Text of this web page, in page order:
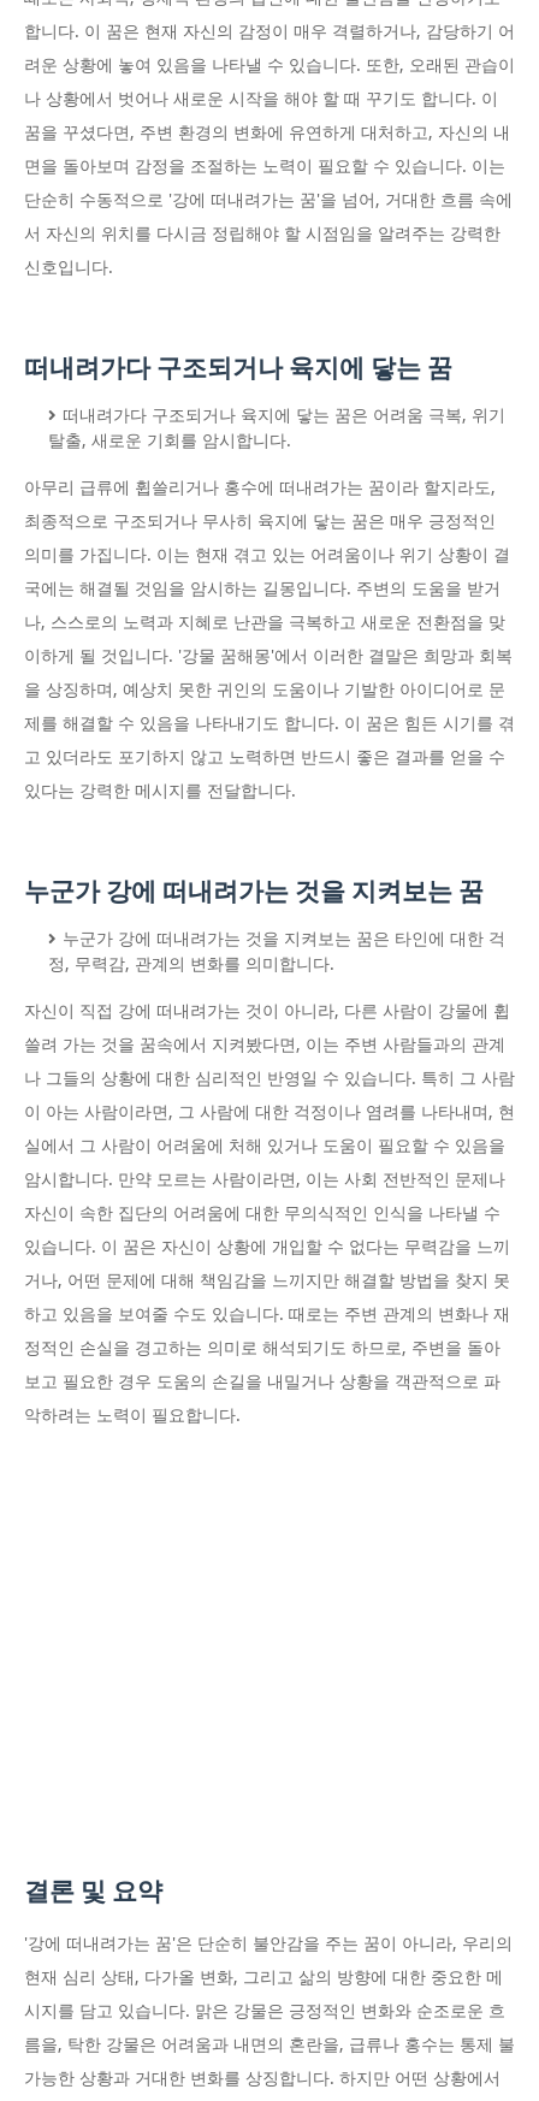
합니다. 이 꿈은 현재 자신의 감정이 매우 격렬하거나, 감당하기 어
려운 상황에 놓여 있음을 나타낼 수 있습니다. 또한, 오래된 관습이
나 상황에서 벗어나 새로운 시작을 해야 할 때 꾸기도 합니다. 이
꿈을 꾸셨다면, 주변 환경의 변화에 유연하게 대처하고, 자신의 내
면을 돌아보며 감정을 조절하는 노력이 필요할 수 있습니다. 이는
단순히 수동적으로 '강에 떠내려가는 꿈'을 넘어, 거대한 흐름 속에
서 자신의 위치를 다시금 정립해야 할 시점임을 알려주는 강력한
신호입니다.
떠내려가다 구조되거나 육지에 닿는 꿈
떠내려가다 구조되거나 육지에 닿는 꿈은 어려움 극복, 위기
탈출, 새로운 기회를 암시합니다.
아무리 급류에 휩쓸리거나 홍수에 떠내려가는 꿈이라 할지라도,
최종적으로 구조되거나 무사히 육지에 닿는 꿈은 매우 긍정적인
의미를 가집니다. 이는 현재 겪고 있는 어려움이나 위기 상황이 결
국에는 해결될 것임을 암시하는 길몽입니다. 주변의 도움을 받거
나, 스스로의 노력과 지혜로 난관을 극복하고 새로운 전환점을 맞
이하게 될 것입니다. '강물 꿈해몽'에서 이러한 결말은 희망과 회복
을 상징하며, 예상치 못한 귀인의 도움이나 기발한 아이디어로 문
제를 해결할 수 있음을 나타내기도 합니다. 이 꿈은 힘든 시기를 겪
고 있더라도 포기하지 않고 노력하면 반드시 좋은 결과를 얻을 수
있다는 강력한 메시지를 전달합니다.
누군가 강에 떠내려가는 것을 지켜보는 꿈
누군가 강에 떠내려가는 것을 지켜보는 꿈은 타인에 대한 걱
정, 무력감, 관계의 변화를 의미합니다.
자신이 직접 강에 떠내려가는 것이 아니라, 다른 사람이 강물에 휩
쓸려 가는 것을 꿈속에서 지켜봤다면, 이는 주변 사람들과의 관계
나 그들의 상황에 대한 심리적인 반영일 수 있습니다. 특히 그 사람
이 아는 사람이라면, 그 사람에 대한 걱정이나 염려를 나타내며, 현
실에서 그 사람이 어려움에 처해 있거나 도움이 필요할 수 있음을
암시합니다. 만약 모르는 사람이라면, 이는 사회 전반적인 문제나
자신이 속한 집단의 어려움에 대한 무의식적인 인식을 나타낼 수
있습니다. 이 꿈은 자신이 상황에 개입할 수 없다는 무력감을 느끼
거나, 어떤 문제에 대해 책임감을 느끼지만 해결할 방법을 찾지 못
하고 있음을 보여줄 수도 있습니다. 때로는 주변 관계의 변화나 재
정적인 손실을 경고하는 의미로 해석되기도 하므로, 주변을 돌아
보고 필요한 경우 도움의 손길을 내밀거나 상황을 객관적으로 파
악하려는 노력이 필요합니다.
결론 및 요약
'강에 떠내려가는 꿈'은 단순히 불안감을 주는 꿈이 아니라, 우리의
현재 심리 상태, 다가올 변화, 그리고 삶의 방향에 대한 중요한 메
시지를 담고 있습니다. 맑은 강물은 긍정적인 변화와 순조로운 흐
름을, 탁한 강물은 어려움과 내면의 혼란을, 급류나 홍수는 통제 불
가능한 상황과 거대한 변화를 상징합니다. 하지만 어떤 상황에서